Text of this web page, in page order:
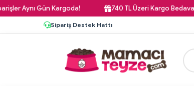
Gün Kargoda! 740 TL Üzeri Kargo Bedava!
Sipariş Destek Hattı